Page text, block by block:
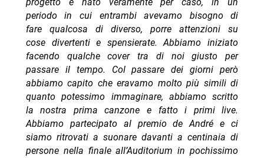
periodo in cui entrambi avevamo bisogno di
fare qualcosa di diverso, porre attenzioni su
cose divertenti e spensierate.Abbiamo iniziato
facendo qualche cover tra di noi giusto per
passare il tempo. Col passare dei giorni però
abbiamo capito che eravamo molto più simili di
quanto potessimo immaginare, abbiamo scritto
la nostra prima canzone e fatto i primi live.
Abbiamo partecipato al premio de André e ci
siamo ritrovati a suonare davanti a centinaia di
persone nella finale all’Auditorium in pochissimo